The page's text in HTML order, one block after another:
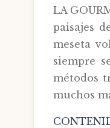
LA
paisajes
meseta
siempre
métodos
muchos